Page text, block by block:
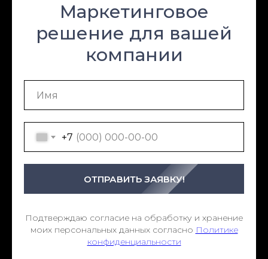
Маркетинговое
решение для вашей
компании
+7
ОТПРАВИТЬ ЗАЯВКУ!
Подтверждаю согласие на обработку и хранение
моих персональных данных согласно Политике
конфиденциальности